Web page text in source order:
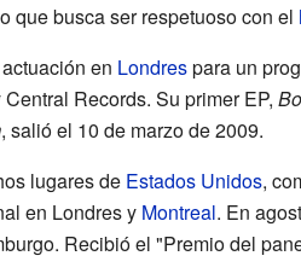
que busca ser respetuoso con el
en Londrespara un
Records. Su primer EP,
, salió el 10 de marzo de 2009.
lugares de Estados Unidos,
en Londres y Montreal. En
Recibió el "Premio del